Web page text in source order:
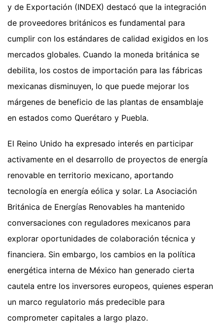
y de Exportación (INDEX) destacó que la integración
de proveedores británicos es fundamental para
cumplir con los estándares de calidad exigidos en los
mercados globales. Cuando la moneda británica se
debilita, los costos de importación para las fábricas
mexicanas disminuyen, lo que puede mejorar los
márgenes de beneficio de las plantas de ensamblaje
en estados como Querétaro y Puebla.
El Reino Unido ha expresado interés en participar
activamente en el desarrollo de proyectos de energía
renovable en territorio mexicano, aportando
tecnología en energía eólica y solar. La Asociación
Británica de Energías Renovables ha mantenido
conversaciones con reguladores mexicanos para
explorar oportunidades de colaboración técnica y
financiera. Sin embargo, los cambios en la política
energética interna de México han generado cierta
cautela entre los inversores europeos, quienes esperan
un marco regulatorio más predecible para
comprometer capitales a largo plazo.